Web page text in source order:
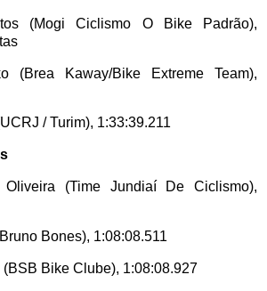
(Mogi Ciclismo O Bike Padrão),
(Brea Kaway/Bike Extreme Team),
/ Turim), 1:33:39.211
(Time Jundiaí De Ciclismo),
Bones), 1:08:08.511
Bike Clube), 1:08:08.927